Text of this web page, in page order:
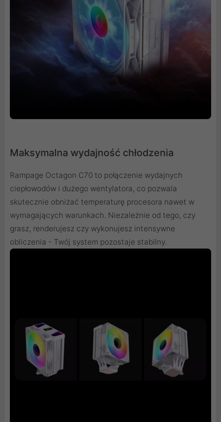
Maksymalna wydajność chłodzenia
Rampage Octagon C70 to połączenie wydajnych
ciepłowodów i dużego wentylatora, co pozwala
skutecznie obniżać temperaturę procesora nawet w
wymagających warunkach. Niezależnie od tego, czy
grasz, renderujesz czy wykonujesz intensywne
obliczenia - Twój system pozostaje stabilny.